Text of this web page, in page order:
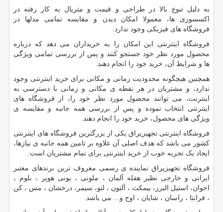
به دلیل تنوع بالا در طراحی و قیمت و متریال به کار رفته در
اکسسوری ها، معمولا امکان دیدن و مقایسه تمامی مدلها در
فروشگاه های فیزیکی وجود ندارد.
فروشگاه اینترنتی این امکان را به خریداران می دهد که درباره
محصول مورد نظر خود جستجو کنند و پس از بررسی تمامی ویژگی
ها و شرایط آن، خرید خود را انجام دهند.
همچنین هیچگونه محدودیت زمانی و مکانی برای خرید اینترنتی وجود
ندارد، و مشتریان در هر نقطه ی مکانی و زمانی با دسترسی به
اینترنت، می توانند محصول مورد نظر خود را، از فروشگاه های
اینترنتی انتخاب نموده و پس از بررسی همه جانبه و مقایسه ی
ویژگی های محصول، خرید خود را انجام دهند.
فروشگاه اینترنتی تجهیزیراق یکی از بزرگترین فروشگاه های اینترنتی
کشور می باشد که هدف اصلی آن علاوه بر تامین همه جانبه ی نیازها،
ایجاد یک تجربه خوب از خرید اینترنتی برای تمام مشتریان است.
فروشگاه تجهیزیراق نماینده ی رسمی معروف ترین برندهای معتبر
ایرانی و خارجی نظیر هفله آلمان ، ملونی ، یونی هوپر ، بلوم ،
اخوان، استیل البرز، بیمکث ، آلتون ، لتو، سیمر، درخشان ، مس ، کن
، فرانتا ، راسان ، شایان ، اوج و... می باشد.